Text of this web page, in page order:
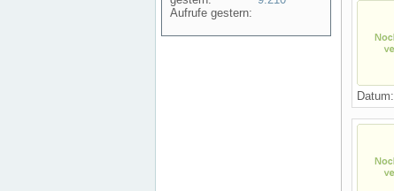
Aufrufe gestern:
Datum: